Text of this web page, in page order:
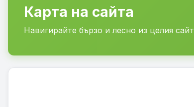
Карта на сайта
Навигирайте бързо и лесно из целия сайт